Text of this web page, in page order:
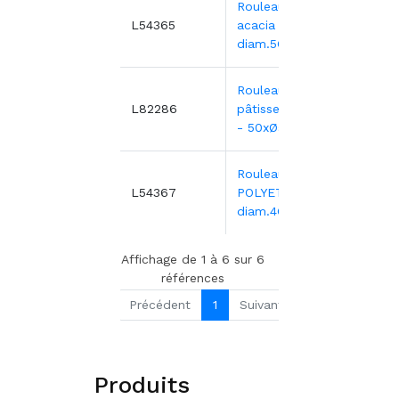
L54365
Rouleau pâtisserie
acacia
diam.5CM/L.50cm
L82286
Rouleau à
pâtisserie PEHD500
- 50xØ5 cm
L54367
Rouleau pâtisserie
POLYETHYLENE
diam.4CM/L.40CM
Affichage de 1 à 6 sur 6
références
Précédent
1 Suivant
Produits